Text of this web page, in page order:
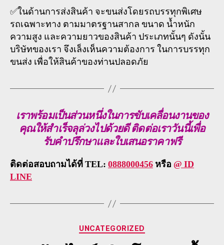
✅ในด้านการส่งสินค้า จะขนส่งโดยรถบรรทุกพิเศษ
รถเฉพาะทาง ตามมาตรฐานสากล ขนาด น้ำหนัก
ความสูง และความยาวของสินค้า ประเภทนั้นๆ ดังนั้น
บริษัทของเรา จึงเล็งเห็นความต้องการ ในการบรรทุก
ขนส่ง เพื่อให้สินค้าของท่านปลอดภัย
เราพร้อมเป็นส่วนหนึ่งในการขับเคลื่อนงานของ
คุณให้สำเร็จลุล่วงไปด้วยดี ติดต่อเราวันนี้เพื่อ
รับคำปรึกษาและใบเสนอราคาฟรี
ติดต่อสอบถามได้ที่ TEL: 0888000456 หรือ @ ID
LINE
Categories
UNCATEGORIZED